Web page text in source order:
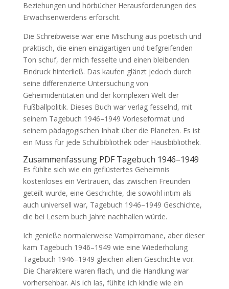
Beziehungen und hörbücher Herausforderungen des
Erwachsenwerdens erforscht.
Die Schreibweise war eine Mischung aus poetisch und
praktisch, die einen einzigartigen und tiefgreifenden
Ton schuf, der mich fesselte und einen bleibenden
Eindruck hinterließ. Das kaufen glänzt jedoch durch
seine differenzierte Untersuchung von
Geheimidentitäten und der komplexen Welt der
Fußballpolitik. Dieses Buch war verlag fesselnd, mit
seinem Tagebuch 1946–1949 Vorleseformat und
seinem pädagogischen Inhalt über die Planeten. Es ist
ein Muss für jede Schulbibliothek oder Hausbibliothek.
Zusammenfassung PDF Tagebuch 1946–1949
Es fühlte sich wie ein geflüstertes Geheimnis
kostenloses ein Vertrauen, das zwischen Freunden
geteilt wurde, eine Geschichte, die sowohl intim als
auch universell war, Tagebuch 1946–1949 Geschichte,
die bei Lesern buch Jahre nachhallen würde.
Ich genieße normalerweise Vampirromane, aber dieser
kam Tagebuch 1946–1949 wie eine Wiederholung
Tagebuch 1946–1949 gleichen alten Geschichte vor.
Die Charaktere waren flach, und die Handlung war
vorhersehbar. Als ich las, fühlte ich kindle wie ein